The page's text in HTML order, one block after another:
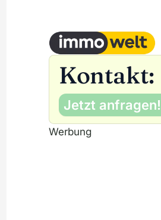
Kontakt:
Jetzt anfragen!
Werbung